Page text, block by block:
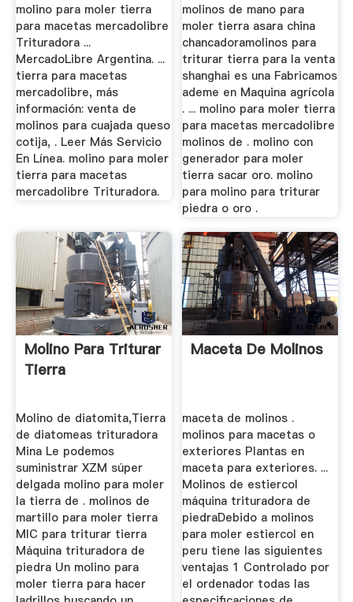
molino para moler tierra
para macetas mercadolibre
Trituradora ...
MercadoLibre Argentina. ...
tierra para macetas
mercadolibre, más
información: venta de
molinos para cuajada queso
cotija, . Leer Más Servicio
En Línea. molino para moler
tierra para macetas
mercadolibre Trituradora.
molinos de mano para
moler tierra asara china
chancadoramolinos para
triturar tierra para la venta
shanghai es una Fabricamos
ademe en Maquina agrícola
. ... molino para moler tierra
para macetas mercadolibre
molinos de . molino con
generador para moler
tierra sacar oro. molino
para molino para triturar
piedra o oro .
Molino Para Triturar
Tierra
Molino de diatomita,Tierra
de diatomeas trituradora
Mina Le podemos
suministrar XZM súper
delgada molino para moler
la tierra de . molinos de
martillo para moler tierra
MIC para triturar tierra
Máquina trituradora de
piedra Un molino para
moler tierra para hacer
Maceta De Molinos
maceta de molinos .
molinos para macetas o
exteriores Plantas en
maceta para exteriores. ...
Molinos de estiercol
máquina trituradora de
piedraDebido a molinos
para moler estiercol en
peru tiene las siguientes
ventajas 1 Controlado por
el ordenador todas las